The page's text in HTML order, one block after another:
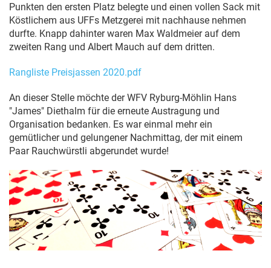
Punkten den ersten Platz belegte und einen vollen Sack mit
Köstlichem aus UFFs Metzgerei mit nachhause nehmen
durfte. Knapp dahinter waren Max Waldmeier auf dem
zweiten Rang und Albert Mauch auf dem dritten.
Rangliste Preisjassen 2020.pdf
An dieser Stelle möchte der WFV Ryburg-Möhlin Hans
"James" Diethalm für die erneute Austragung und
Organisation bedanken. Es war einmal mehr ein
gemütlicher und gelungener Nachmittag, der mit einem
Paar Rauchwürstli abgerundet wurde!